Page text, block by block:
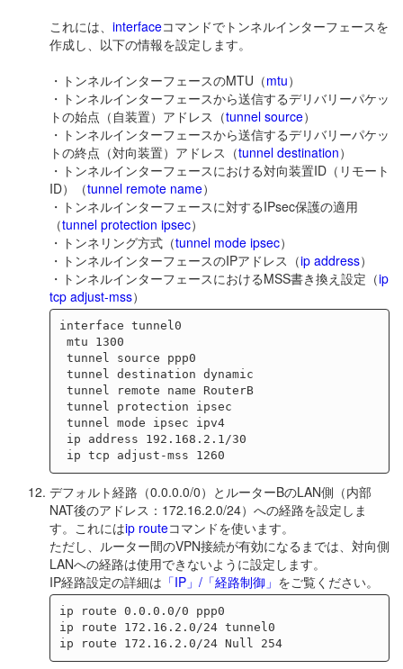
これには、 interfaceコマンドでトンネルインターフェースを
作成し、以下の情報を設定します。
・トンネルインターフェースのMTU（mtu）
・トンネルインターフェースから送信するデリバリーパケッ
トの始点（自装置）アドレス（tunnel source）
・トンネルインターフェースから送信するデリバリーパケッ
トの終点（対向装置）アドレス（tunnel destination）
・トンネルインターフェースにおける対向装置ID（リモート
ID）（tunnel remote name）
・トンネルインターフェースに対するIPsec保護の適用
（tunnel protection ipsec）
・トンネリング方式（tunnel mode ipsec）
・トンネルインターフェースのIPアドレス（ip address）
・トンネルインターフェースにおけるMSS書き換え設定（ip
tcp adjust-mss）
interface tunnel0
デフォルト経路（0.0.0.0/0）とルーターBのLAN側（内部
NAT後のアドレス：172.16.2.0/24）への経路を設定しま
す。これにはip routeコマンドを使います。
ただし、ルーター間のVPN接続が有効になるまでは、対向側
LANへの経路は使用できないように設定します。
IP経路設定の詳細は 「IP」/「経路制御」 をご覧ください。
ip route 0.0.0.0/0 ppp0
ip route 172.16.2.0/24 tunnel0
ip route 172.16.2.0/24 Null 254